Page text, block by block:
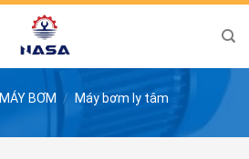
MÁY BƠM / Máy bơm ly tâm